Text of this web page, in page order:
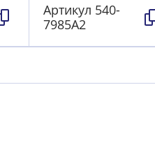
Артикул 540-
7985А2